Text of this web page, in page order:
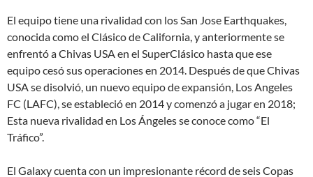
El equipo tiene una rivalidad con los San Jose Earthquakes,
conocida como el Clásico de California, y anteriormente se
enfrentó a Chivas USA en el SuperClásico hasta que ese
equipo cesó sus operaciones en 2014. Después de que Chivas
USA se disolvió, un nuevo equipo de expansión, Los Angeles
FC (LAFC), se estableció en 2014 y comenzó a jugar en 2018;
Esta nueva rivalidad en Los Ángeles se conoce como “El
Tráfico”.
El Galaxy cuenta con un impresionante récord de seis Copas